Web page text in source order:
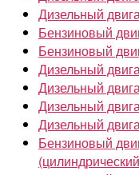
Дизельный
Бензиновый
Бензиновый
Дизельный
Дизельный
Дизельный
Дизельный
Бензиновый